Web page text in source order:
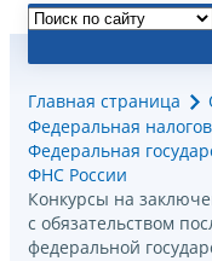
Главная страница
Федеральная
Федеральная
ФНС России
Конкурсы на
с обязательством
федеральной